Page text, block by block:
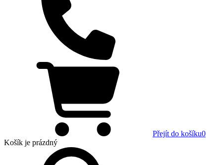
Přejít do košíku0
Košík je prázdný